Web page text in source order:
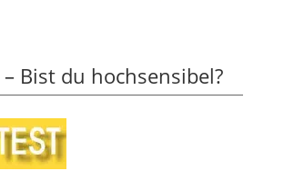
– Bist du hochsensibel?